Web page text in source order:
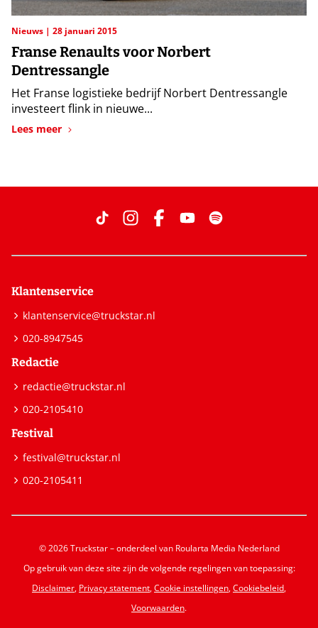
Nieuws 28 januari 2015
Franse Renaults voor Norbert
Dentressangle
Het Franse logistieke bedrijf Norbert Dentressangle
investeert flink in nieuwe...
Lees meer
Klantenservice
klantenservice@truckstar.nl
020-8947545
Redactie
redactie@truckstar.nl
020-2105410
Festival
festival@truckstar.nl
020-2105411
© 2026 Truckstar – onderdeel van Roularta Media Nederland
Op gebruik van deze site zijn de volgende regelingen van toepassing:
Disclaimer, Privacy statement,Cookie instellingen,Cookiebeleid,
Voorwaarden.